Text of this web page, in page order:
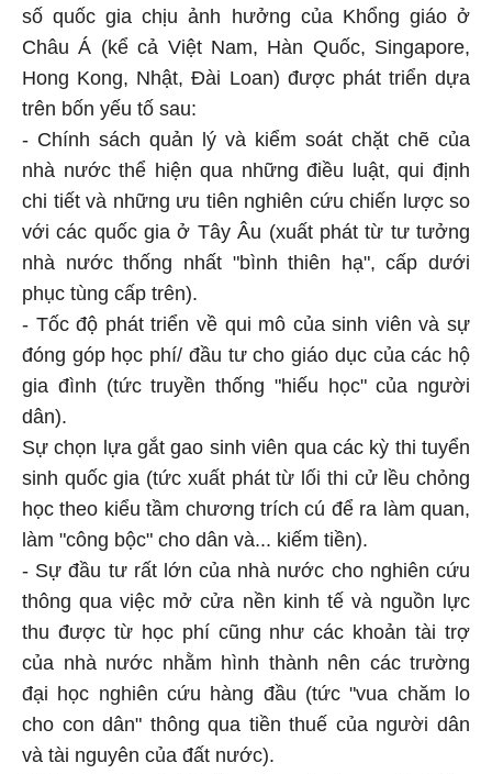
số quốc gia chịu ảnh hưởng của Khổng giáo ở
Châu Á (kể cả Việt Nam, Hàn Quốc, Singapore,
Hong Kong, Nhật, Đài Loan) được phát triển dựa
trên bốn yếu tố sau:
- Chính sách quản lý và kiểm soát chặt chẽ của
nhà nước thể hiện qua những điều luật, qui định
chi tiết và những ưu tiên nghiên cứu chiến lược so
với các quốc gia ở Tây Âu (xuất phát từ tư tưởng
nhà nước thống nhất "bình thiên hạ", cấp dưới
phục tùng cấp trên).
- Tốc độ phát triển về qui mô của sinh viên và sự
đóng góp học phí/ đầu tư cho giáo dục của các hộ
gia đình (tức truyền thống "hiếu học" của người
dân).
Sự chọn lựa gắt gao sinh viên qua các kỳ thi tuyển
sinh quốc gia (tức xuất phát từ lối thi cử lều chỏng
học theo kiểu tầm chương trích cú để ra làm quan,
làm "công bộc" cho dân và... kiếm tiền).
- Sự đầu tư rất lớn của nhà nước cho nghiên cứu
thông qua việc mở cửa nền kinh tế và nguồn lực
thu được từ học phí cũng như các khoản tài trợ
của nhà nước nhằm hình thành nên các trường
đại học nghiên cứu hàng đầu (tức "vua chăm lo
cho con dân" thông qua tiền thuế của người dân
và tài nguyên của đất nước).